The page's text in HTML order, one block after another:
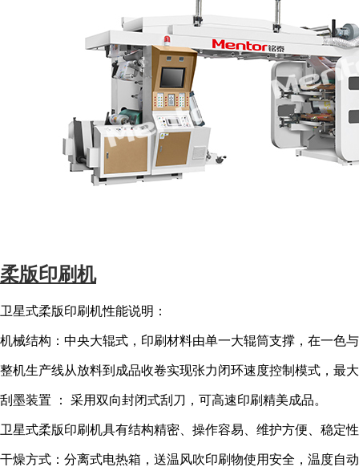
柔版印刷机
卫星式柔版印刷机性能说明：
机械结构：中央大辊式，印刷材料由单一大辊筒支撑，在一色
整机生产线从放料到成品收卷实现张力闭环速度控制模式，最
刮墨装置 ： 采用双向封闭式刮刀，可高速印刷精美成品。
卫星式柔版印刷机具有结构精密、操作容易、维护方便、稳定
干燥方式：分离式电热箱，送温风吹印刷物使用安全，温度自